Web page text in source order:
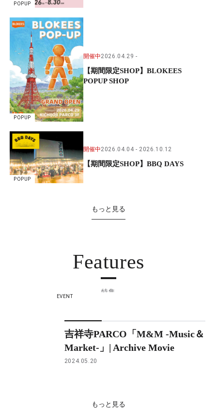
POPUP
POPUP
開催中2026.04.29
【期間限定SHOP】BLOKEES
POPUP SHOP
POPUP
開催中2026.04.04 2026.10.12
【期間限定SHOP】BBQ DAYS
もっと見る
Features
特集
EVENT
吉祥寺PARCO「M&M -Music＆
Market-」| Archive Movie
2024.05.20
もっと見る